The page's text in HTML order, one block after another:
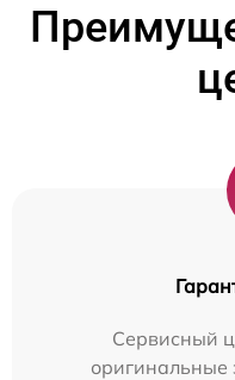
Сервисный
оригинальные